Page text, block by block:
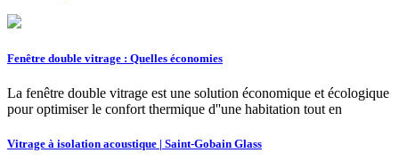
Fenêtre double vitrage : Quelles économies
La fenêtre double vitrage est une solution économique et écologique
pour optimiser le confort thermique d''une habitation tout en
Vitrage à isolation acoustique | Saint-Gobain Glass